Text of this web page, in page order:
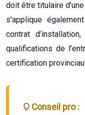
doit être titulaire
s’applique
contrat
qualifications de
certification
Conseil pro :